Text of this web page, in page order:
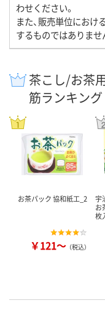
わせください。
また、販売単位におけ
するものではありませ
茶こし/お茶
筋ランキング
お茶パック 協和紙工_2
￥121～ （税込）
宇
お
枚